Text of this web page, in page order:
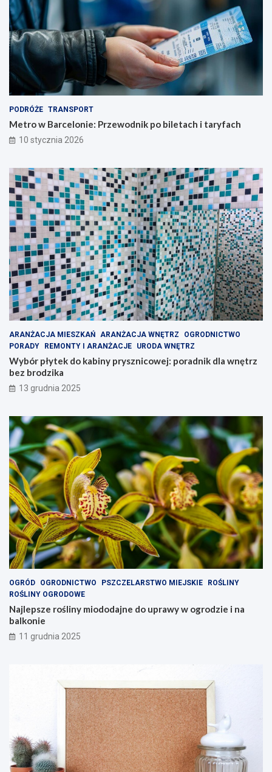
PODRÓŻE TRANSPORT
Metro w Barcelonie: Przewodnik po biletach i taryfach
10 stycznia 2026
ARANŻACJA MIESZKAŃ ARANŻACJA WNĘTRZ
OGRODNICTWO
PORADY
REMONTY I ARANŻACJE URODA WNĘTRZ
Wybór płytek do kabiny prysznicowej: poradnik dla wnętrz
bez brodzika
13 grudnia 2025
OGRÓD OGRODNICTWO PSZCZELARSTWO MIEJSKIE
ROŚLINY
ROŚLINY OGRODOWE
Najlepsze rośliny miododajne do uprawy w ogrodzie i na
balkonie
11 grudnia 2025